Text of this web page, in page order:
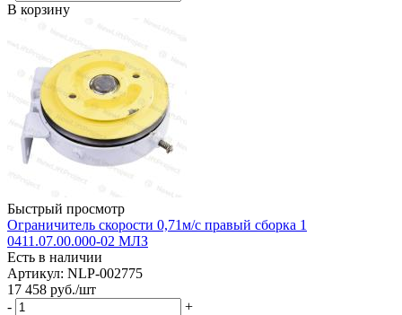
В корзину
Быстрый просмотр
Ограничитель скорости 0,71м/с правый сборка 1
0411.07.00.000-02 МЛЗ
Есть в наличии
Артикул: NLP-002775
17 458 руб./шт
-
+